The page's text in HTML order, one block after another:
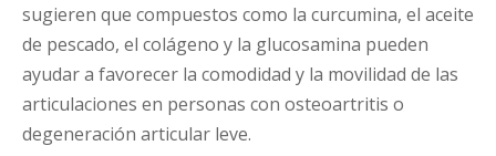
sugieren que compuestos como la curcumina, el aceite
de pescado, el colágeno y la glucosamina pueden
ayudar a favorecer la comodidad y la movilidad de las
articulaciones en personas con osteoartritis o
degeneración articular leve.